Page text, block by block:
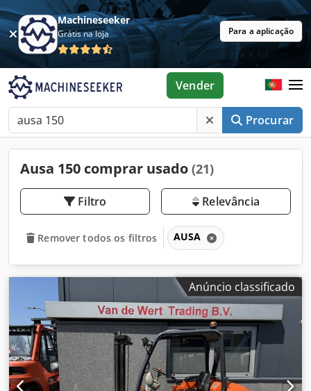
Machineseeker
Grátis na loja Para a aplicação
Procurar
Vender
Ausa 150 comprar usado (21)
Filtro Relevância
Remover todos os filtros AUSA
Anúncio classificado